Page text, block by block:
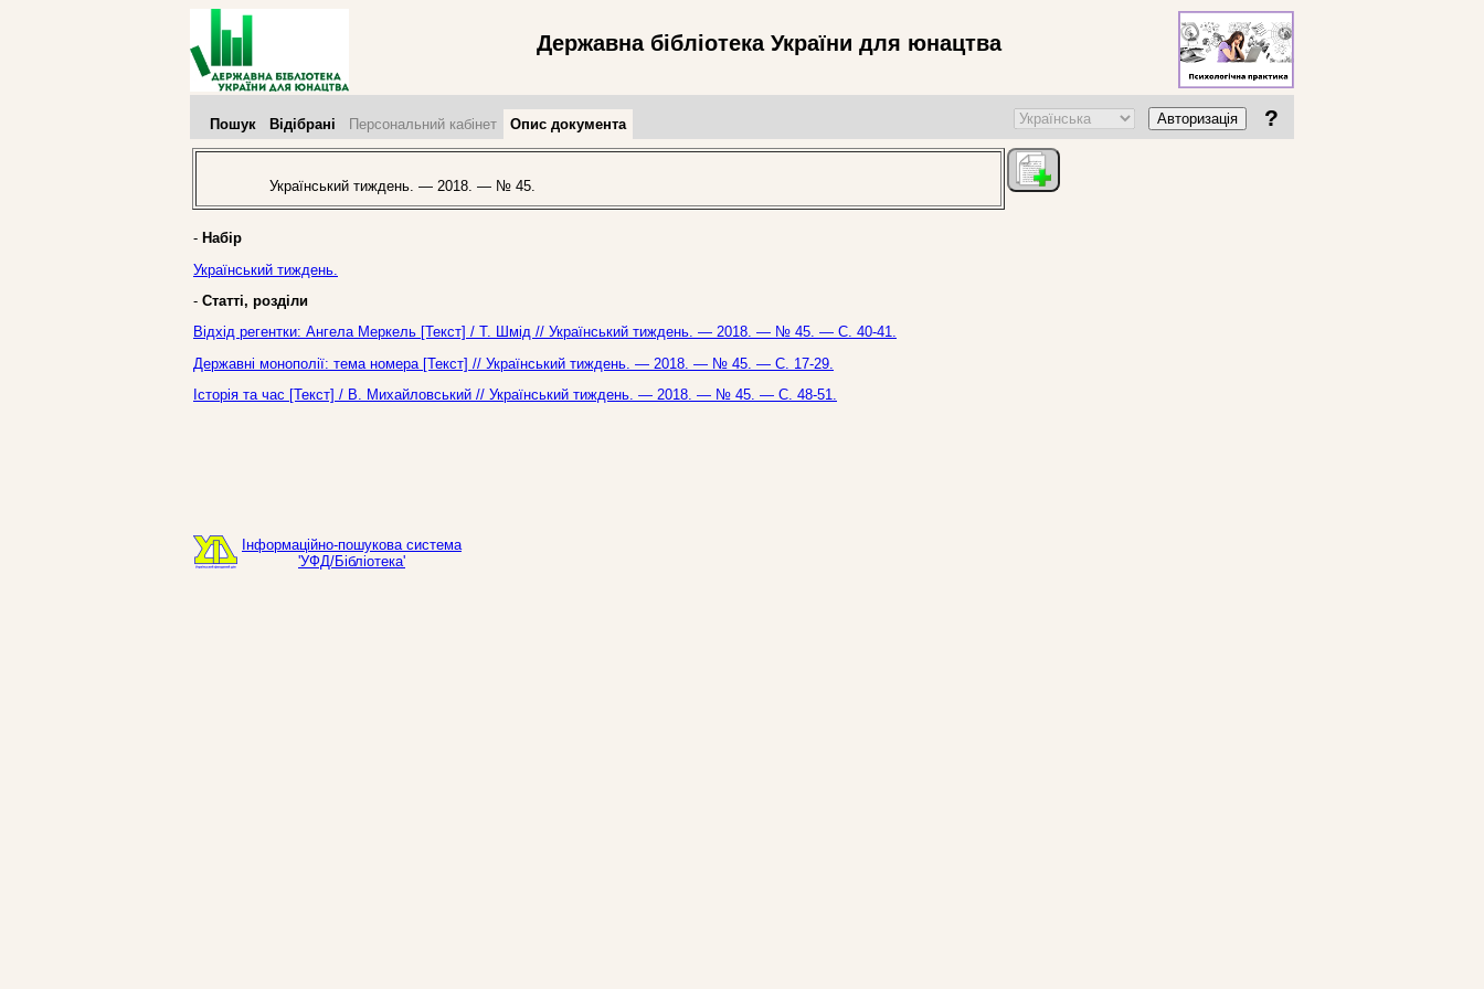
Державна бібліотека України для юнацтва
Пошук Відібрані Персональний кабінет Опис документа Авторизація ?
Український тиждень. — 2018. — № 45.
- Набір
Український тиждень.
- Статті, розділи
Відхід регентки: Ангела Меркель [Текст] / Т. Шмід // Український тиждень. — 2018. — № 45. — С. 40-41.
Державні монополії: тема номера [Текст] // Український тиждень. — 2018. — № 45. — С. 17-29.
Історія та час [Текст] / В. Михайловський // Український тиждень. — 2018. — № 45. — С. 48-51.
Інформаційно-пошукова система
'УФД/Бібліотека'